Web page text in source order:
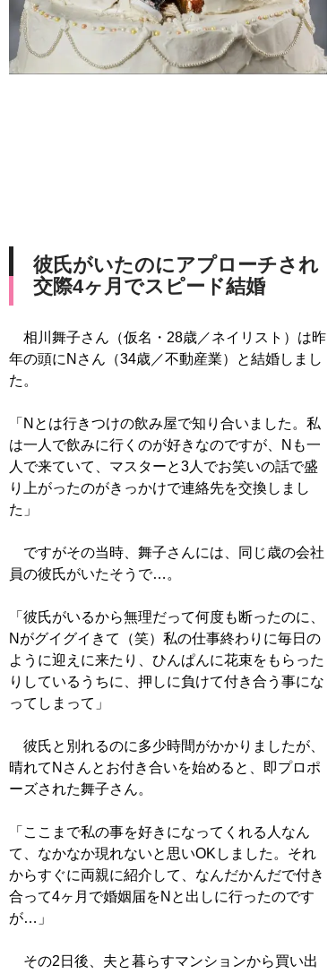
彼氏がいたのにアプローチされ
交際4ヶ月でスピード結婚
相川舞子さん（仮名・28歳／ネイリスト）は昨
年の頭にNさん（34歳／不動産業）と結婚しまし
た。
「Nとは行きつけの飲み屋で知り合いました。私
は一人で飲みに行くのが好きなのですが、Nも一
人で来ていて、マスターと3人でお笑いの話で盛
り上がったのがきっかけで連絡先を交換しまし
た」
ですがその当時、舞子さんには、同じ歳の会社
員の彼氏がいたそうで…。
「彼氏がいるから無理だって何度も断ったのに、
Nがグイグイきて（笑）私の仕事終わりに毎日の
ように迎えに来たり、ひんぱんに花束をもらった
りしているうちに、押しに負けて付き合う事にな
ってしまって」
彼氏と別れるのに多少時間がかかりましたが、
晴れてNさんとお付き合いを始めると、即プロポ
ーズされた舞子さん。
「ここまで私の事を好きになってくれる人なん
て、なかなか現れないと思いOKしました。それ
からすぐに両親に紹介して、なんだかんだで付き
合って4ヶ月で婚姻届をNと出しに行ったのです
が…」
その2日後、夫と暮らすマンションから買い出